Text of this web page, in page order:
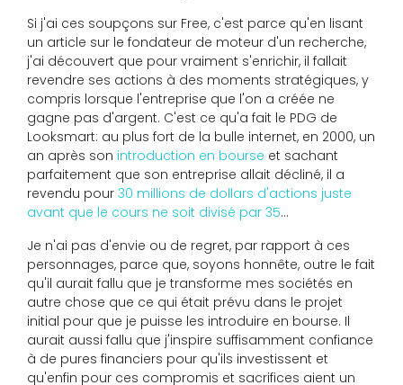
Si j'ai ces soupçons sur Free, c'est parce qu'en lisant
un article sur le fondateur de moteur d'un recherche,
j'ai découvert que pour vraiment s'enrichir, il fallait
revendre ses actions à des moments stratégiques, y
compris lorsque l'entreprise que l'on a créée ne
gagne pas d'argent. C'est ce qu'a fait le PDG de
Looksmart: au plus fort de la bulle internet, en 2000, un
an après son introduction en bourse et sachant
parfaitement que son entreprise allait décliné, il a
revendu pour 30 millions de dollars d'actions juste
avant que le cours ne soit divisé par 35...
Je n'ai pas d'envie ou de regret, par rapport à ces
personnages, parce que, soyons honnête, outre le fait
qu'il aurait fallu que je transforme mes sociétés en
autre chose que ce qui était prévu dans le projet
initial pour que je puisse les introduire en bourse. Il
aurait aussi fallu que j'inspire suffisamment confiance
à de pures financiers pour qu'ils investissent et
qu'enfin pour ces compromis et sacrifices aient un